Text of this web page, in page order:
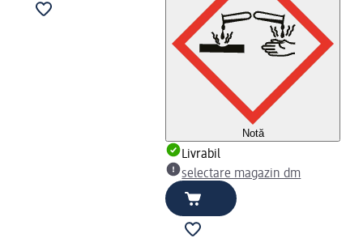
Notă
Livrabil
selectare magazin dm